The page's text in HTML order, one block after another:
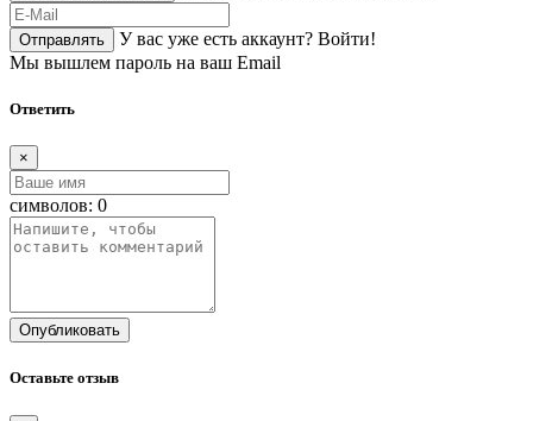
Отправлять У вас уже есть аккаунт? Войти!
Мы вышлем пароль на ваш Email
Ответить
×
символов: 0
Опубликовать
Оставьте отзыв